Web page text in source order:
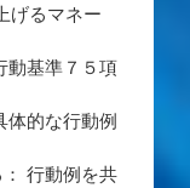
げるマネー
準７５項
な行動例
動例を共